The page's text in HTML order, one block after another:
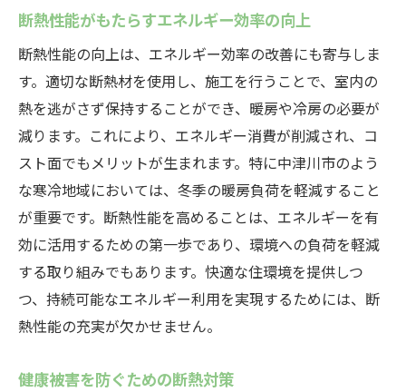
ポイント
冬場の結露対策の基本
断熱性能向上による暖房費の削減
効果的な湿度管理の方法
断熱性能を高めるDIYアイデア
暖かい住まいをつくるための断熱技術
断熱性能と換気のバランス
中津川市における断熱性能の向上が結露防止に
与える影響
断熱性能向上による結露発生の低減
結露が引き起こす問題とその対策
断熱性能が及ぼす経済的な影響
断熱性能がもたらすエネルギー効率の向上
断熱性能の向上は、エネルギー効率の改善にも寄与しま
す。適切な断熱材を使用し、施工を行うことで、室内の
熱を逃がさず保持することができ、暖房や冷房の必要が
減ります。これにより、エネルギー消費が削減され、コ
スト面でもメリットが生まれます。特に中津川市のよう
な寒冷地域においては、冬季の暖房負荷を軽減すること
が重要です。断熱性能を高めることは、エネルギーを有
効に活用するための第一歩であり、環境への負荷を軽減
する取り組みでもあります。快適な住環境を提供しつ
つ、持続可能なエネルギー利用を実現するためには、断
熱性能の充実が欠かせません。
健康被害を防ぐための断熱対策